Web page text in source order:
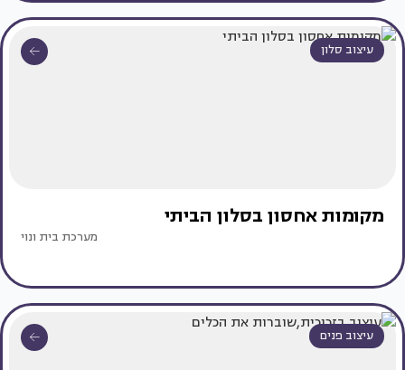
עיצוב סלון
מקומות אחסון בסלון הביתי
מערכת בית ונוי
עיצוב פנים